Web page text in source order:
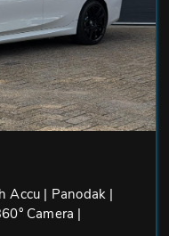
Accu | Panodak |
Camera |